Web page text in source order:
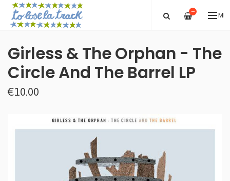
—
Girless & The Orphan - The
Circle And The Barrel LP
€10.00